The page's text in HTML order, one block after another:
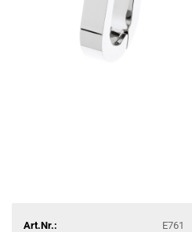
Art.Nr.:
E761